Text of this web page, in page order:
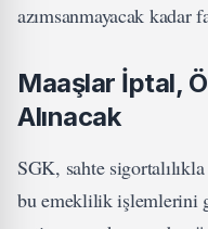
azımsanmayacak kadar
Maaşlar İptal,
Alınacak
SGK, sahte
bu emeklilik işlemlerini